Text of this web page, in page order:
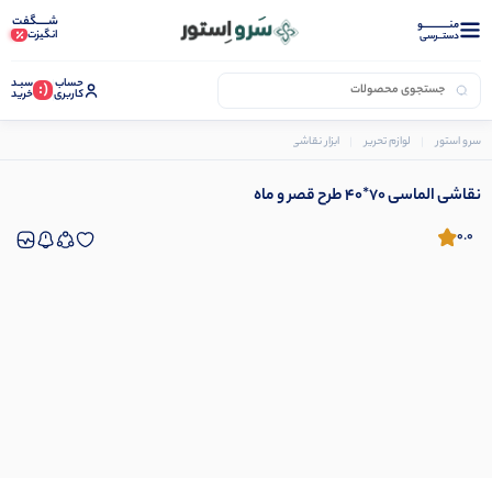
منــــــــــــو
دستــرسی
شـــــگفت
انگیزت
حساب
کاربری (: سبـد
خرید
سرو استور لوازم تحریر ابزار نقاشی و رنگ آمیزی
نقاشی الماسی 70*40 طرح قصر و ماه
0.0